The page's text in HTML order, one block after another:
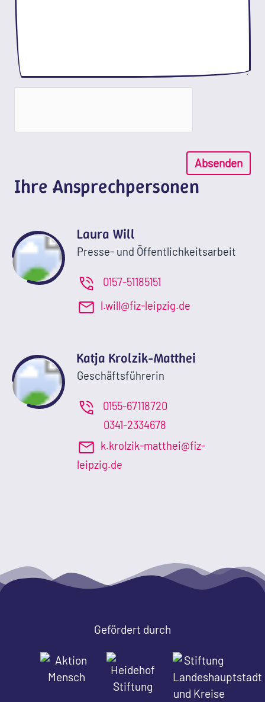
Absenden
Ihre Ansprechpersonen
Laura Will
Presse- und Öffentlichkeitsarbeit
0157-51185151
l.will@fiz-leipzig.de
Katja Krolzik-Matthei
Geschäftsführerin
0155-67118720
0341-2334678
k.krolzik-matthei@fiz-
leipzig.de
Gefördert durch